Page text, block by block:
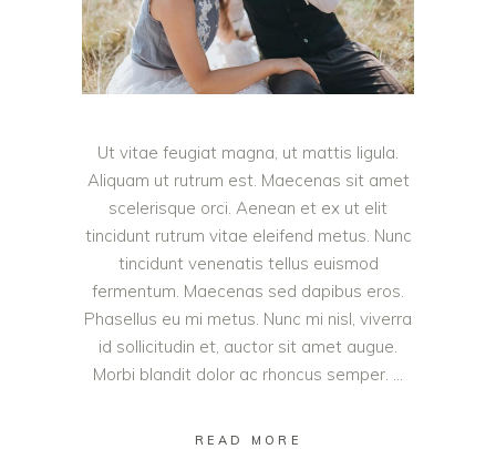
Ut vitae feugiat magna, ut mattis ligula.
Aliquam ut rutrum est. Maecenas sit amet
scelerisque orci. Aenean et ex ut elit
tincidunt rutrum vitae eleifend metus. Nunc
tincidunt venenatis tellus euismod
fermentum. Maecenas sed dapibus eros.
Phasellus eu mi metus. Nunc mi nisl, viverra
id sollicitudin et, auctor sit amet augue.
Morbi blandit dolor ac rhoncus semper.
READ MORE